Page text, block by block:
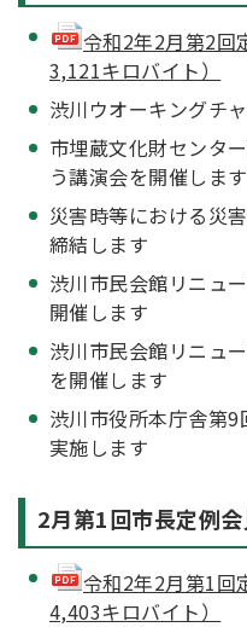
令和2年2月第2回
3,121キロバイト）
渋川ウオーキングチ
市埋蔵文化財センタ
う講演会を開催します
災害時等における災
締結します
渋川市民会館リニュ
開催します
渋川市民会館リニュ
を開催します
渋川市役所本庁舎第
実施します
2月第1回市長定例
令和2年2月第1回
4,403キロバイト）